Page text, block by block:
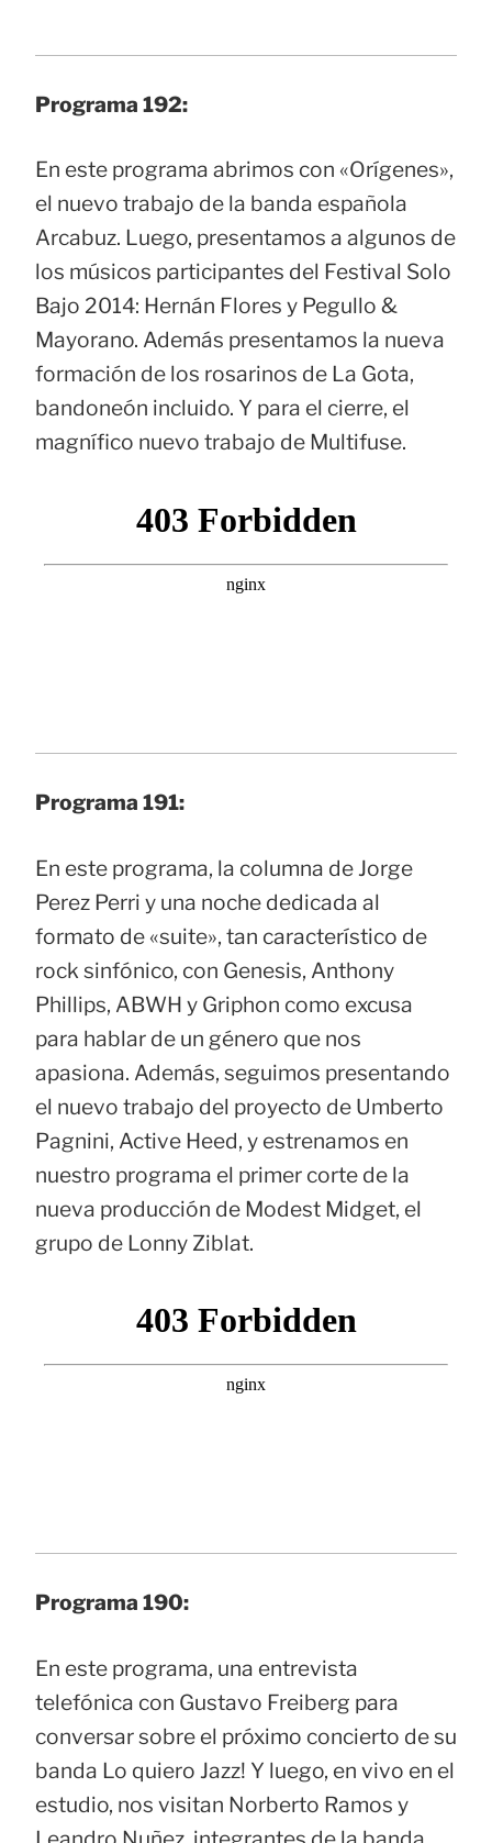
Programa 192:
En este programa abrimos con «Orígenes»,
el nuevo trabajo de la banda española
Arcabuz. Luego, presentamos a algunos de
los músicos participantes del Festival Solo
Bajo 2014: Hernán Flores y Pegullo &
Mayorano. Además presentamos la nueva
formación de los rosarinos de La Gota,
bandoneón incluido. Y para el cierre, el
magnífico nuevo trabajo de Multifuse.
Programa 191:
En este programa, la columna de Jorge
Perez Perri y una noche dedicada al
formato de «suite», tan característico de
rock sinfónico, con Genesis, Anthony
Phillips, ABWH y Griphon como excusa
para hablar de un género que nos
apasiona. Además, seguimos presentando
el nuevo trabajo del proyecto de Umberto
Pagnini, Active Heed, y estrenamos en
nuestro programa el primer corte de la
nueva producción de Modest Midget, el
grupo de Lonny Ziblat.
Programa 190:
En este programa, una entrevista
telefónica con Gustavo Freiberg para
conversar sobre el próximo concierto de su
banda Lo quiero Jazz! Y luego, en vivo en el
estudio, nos visitan Norberto Ramos y